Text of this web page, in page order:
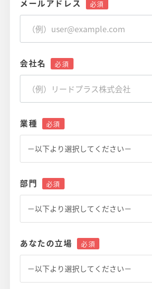
メールアドレス
会社名
業種
部門
あなたの立場